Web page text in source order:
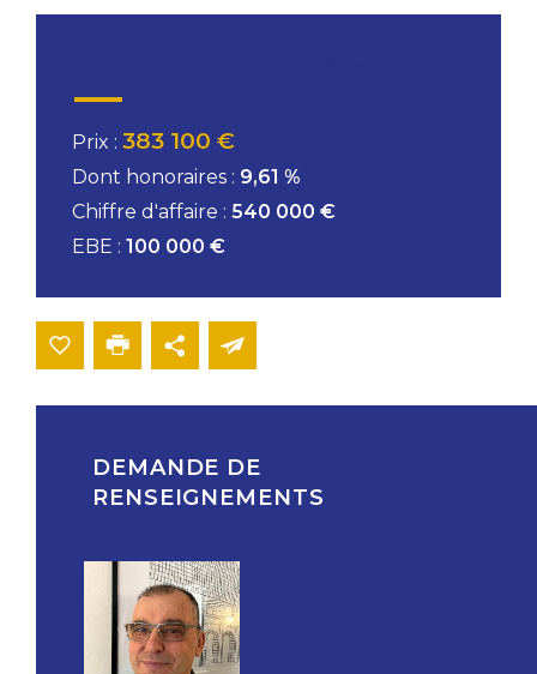
Prix : 383 100 €
Dont honoraires : 9,61 %
Chiffre d'affaire : 540 000 €
EBE : 100 000 €
DEMANDE DE
RENSEIGNEMENTS